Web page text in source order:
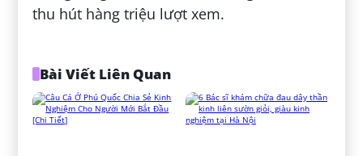
thu hút hàng triệu lượt xem.
Bài Viết Liên Quan